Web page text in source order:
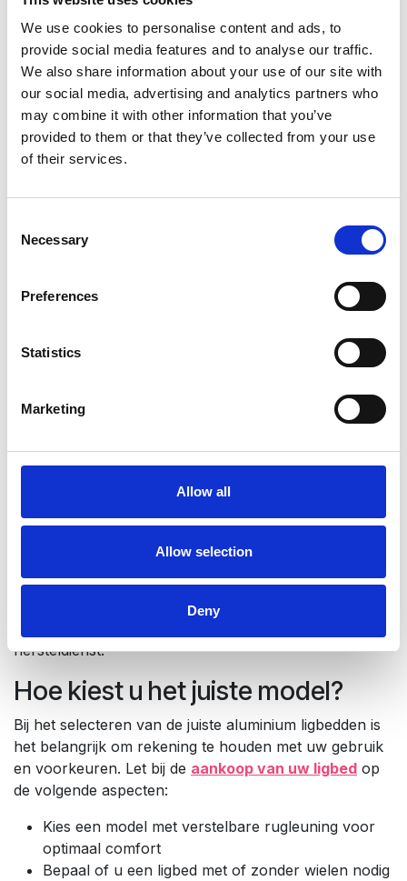
We use cookies to personalise content and ads, to
provide social media features and to analyse our traffic.
We also share information about your use of our site with
our social media, advertising and analytics partners who
may combine it with other information that you’ve
provided to them or that they’ve collected from your use
of their services.
Selection
Necessary
Preferences
Statistics
Marketing
Allow all
Allow selection
Deny
Sterke en stabiele constructie voor langdurig
gebruik
Moderne uitstraling die past in elke buitenruimte
Heeft u nog vragen?
onderhouden?
Het onderhoud van aluminium ligbedden vraagt weinig
af te spoelen met water om vuil en stof te verwijderen.
Voor een grondigere reiniging kunt u gebruikmaken
blijven aluminium ligbedden ook bij langdurige
blootstelling aan zon en vocht in goede conditie.
hersteldienst.
Hoe kiest u het juiste model?
Bij het selecteren van de juiste aluminium ligbedden is
het belangrijk om rekening te houden met uw gebruik
en voorkeuren. Let bij de aankoop van uw ligbed op
de volgende aspecten:
Kies een model met verstelbare rugleuning voor
optimaal comfort
Bepaal of u een ligbed met of zonder wielen nodig